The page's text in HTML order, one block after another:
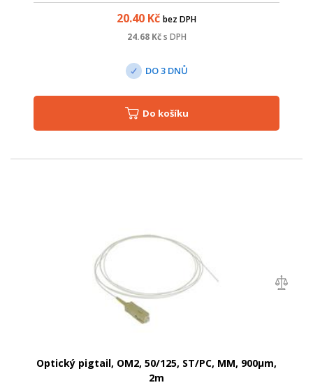
20.40 Kč bez DPH
24.68Kč s DPH
DO 3 DNŮ
Do košíku
Optický pigtail, OM2, 50/125, ST/PC, MM, 900µm,
2m